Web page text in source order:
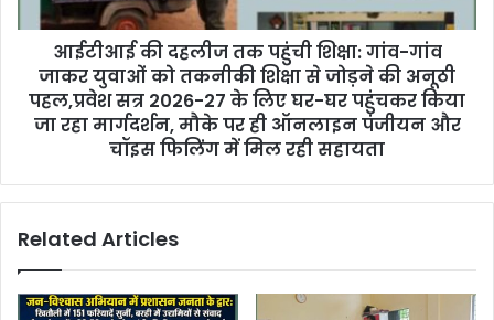
आईटीआई की दहलीज तक पहुंची शिक्षा: गांव-गांव
जाकर युवाओं को तकनीकी शिक्षा से जोड़ने की अनूठी
पहल,प्रवेश सत्र 2026-27 के लिए घर-घर पहुंचकर किया
जा रहा मार्गदर्शन, मौके पर ही ऑनलाइन पंजीयन और
चॉइस फिलिंग में मिल रही सहायता
Related Articles